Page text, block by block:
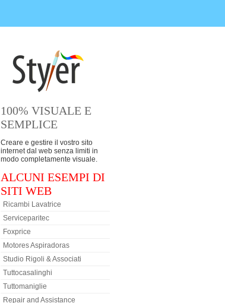
100% VISUALE E
SEMPLICE
Creare e gestire il vostro sito
internet dal web senza limiti in
modo completamente visuale.
ALCUNI ESEMPI DI
SITI WEB
Ricambi Lavatrice
Serviceparitec
Foxprice
Motores Aspiradoras
Studio Rigoli & Associati
Tuttocasalinghi
Tuttomaniglie
Repair and Assistance